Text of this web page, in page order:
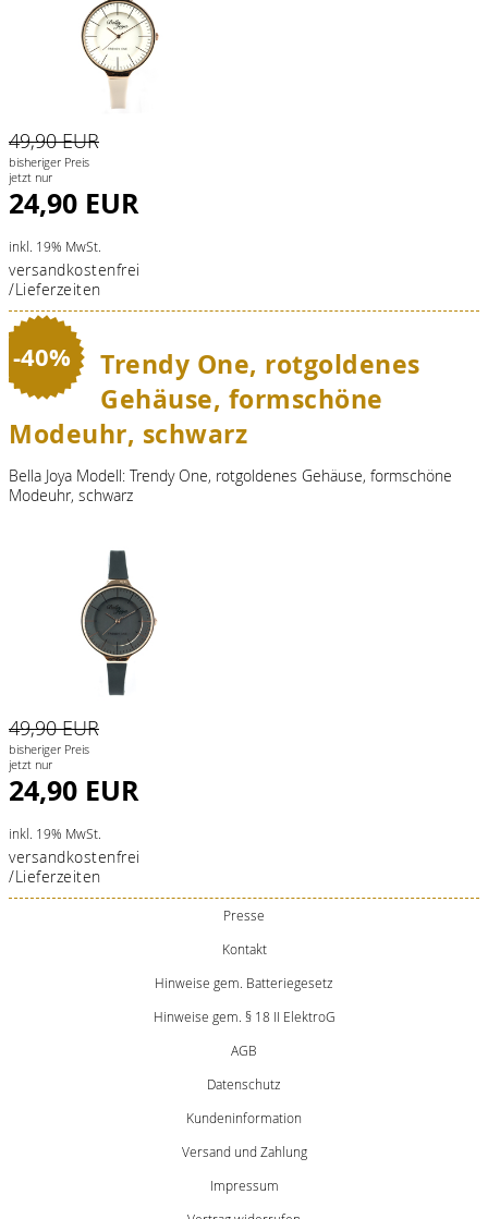
49,90 EUR
bisheriger Preis
jetzt nur
24,90 EUR
inkl. 19% MwSt.
versandkostenfrei
/Lieferzeiten
-40%
Trendy One, rotgoldenes
Gehäuse, formschöne
Modeuhr, schwarz
Bella Joya Modell: Trendy One, rotgoldenes Gehäuse, formschöne
Modeuhr, schwarz
49,90 EUR
bisheriger Preis
jetzt nur
24,90 EUR
inkl. 19% MwSt.
versandkostenfrei
/Lieferzeiten
Presse
Kontakt
Hinweise gem. Batteriegesetz
Hinweise gem. § 18 II ElektroG
AGB
Datenschutz
Kundeninformation
Versand und Zahlung
Impressum